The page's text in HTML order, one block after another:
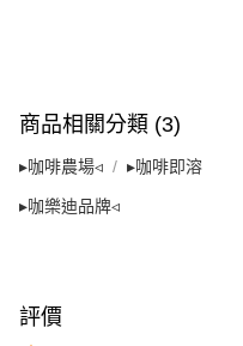
商品相關分類 (3)
▸咖啡農場◃ ▸咖啡即溶
▸咖樂迪品牌◃
評價